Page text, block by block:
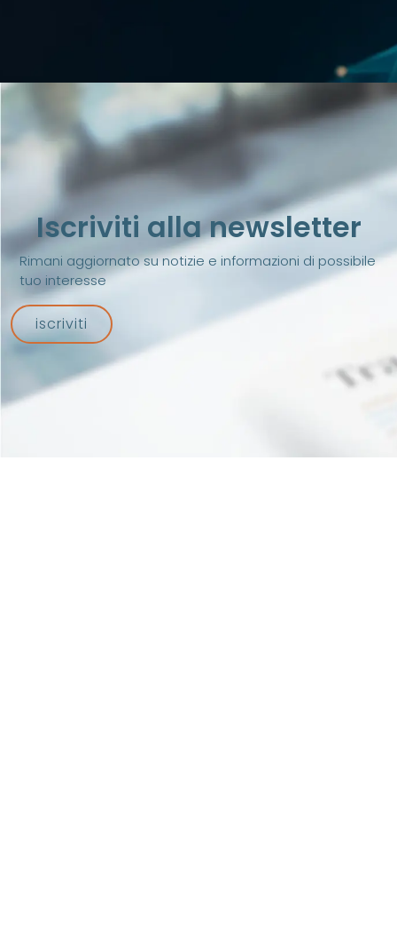
Iscriviti alla newsletter
Rimani aggiornato su notizie e informazioni di possibile
tuo interesse
iscriviti